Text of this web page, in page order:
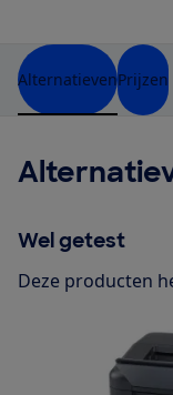
AlternatievenPrijzen
Wel getest
Deze producten